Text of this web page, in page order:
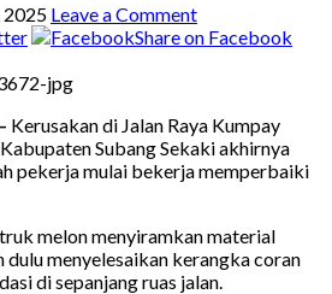
2025 Leave a Comment
Share on Facebook
Kerusakan di Jalan Raya Kumpay
Subang Sekaki akhirnya
pekerja mulai bekerja memperbaiki
melon menyiramkan material
dulu menyelesaikan kerangka coran
di sepanjang ruas jalan.